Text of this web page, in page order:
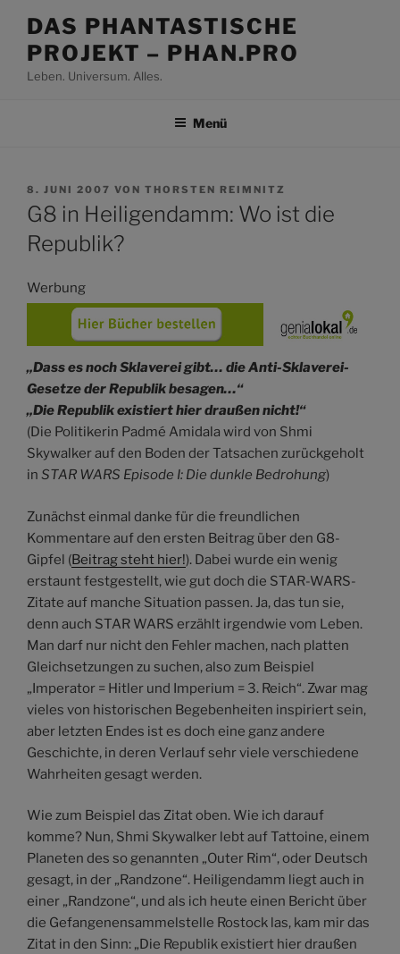
Inhalt
springen
DAS PHANTASTISCHE
PROJEKT – PHAN.PRO
Leben. Universum. Alles.
Menü
VERÖFFENTLICHT
AM
8. JUNI 2007 VON THORSTEN REIMNITZ
G8 in Heiligendamm: Wo ist die
Republik?
Werbung
„Dass es noch Sklaverei gibt… die Anti-Sklaverei-
Gesetze der Republik besagen…“
„Die Republik existiert hier draußen nicht!“
(Die Politikerin Padmé Amidala wird von Shmi
Skywalker auf den Boden der Tatsachen zurückgeholt
in STAR WARS Episode I: Die dunkle Bedrohung)
Zunächst einmal danke für die freundlichen
Kommentare auf den ersten Beitrag über den G8-
Gipfel (Beitrag steht hier!). Dabei wurde ein wenig
erstaunt festgestellt, wie gut doch die STAR-WARS-
Zitate auf manche Situation passen. Ja, das tun sie,
denn auch STAR WARS erzählt irgendwie vom Leben.
Man darf nur nicht den Fehler machen, nach platten
Gleichsetzungen zu suchen, also zum Beispiel
„Imperator = Hitler und Imperium = 3. Reich“. Zwar mag
vieles von historischen Begebenheiten inspiriert sein,
aber letzten Endes ist es doch eine ganz andere
Geschichte, in deren Verlauf sehr viele verschiedene
Wahrheiten gesagt werden.
Wie zum Beispiel das Zitat oben. Wie ich darauf
komme? Nun, Shmi Skywalker lebt auf Tattoine, einem
Planeten des so genannten „Outer Rim“, oder Deutsch
gesagt, in der „Randzone“. Heiligendamm liegt auch in
einer „Randzone“, und als ich heute einen Bericht über
die Gefangenensammelstelle Rostock las, kam mir das
Zitat in den Sinn: „Die Republik existiert hier draußen